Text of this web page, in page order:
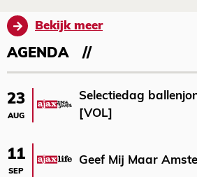
Bekijk meer
AGENDA
23
AUG
Selectiedag
[VOL]
11
SEP
Geef Mij Maar